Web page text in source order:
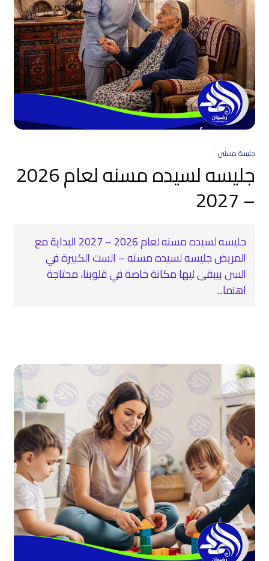
جليسة مسنين
جليسه لسيده مسنه لعام 2026
– 2027
جليسه لسيده مسنه لعام 2026 – 2027 البداية مع
المريض جليسه لسيده مسنه – الست الكبيرة في
السن بيبقى ليها مكانة خاصة في قلوبنا، محتاجة
اهتما...